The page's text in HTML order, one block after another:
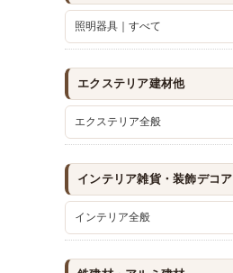
照明器具｜すべて
エクステリア建材他
エクステリア全般
インテリア雑貨・装飾デコア
インテリア全般